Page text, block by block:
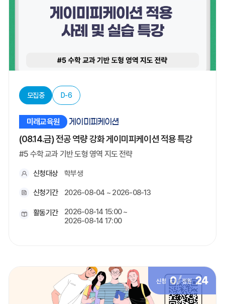
모집중 D-6
미래교육원 게이미피케이션
(08.14.금) 전공 역량 강화 게이미피케이션 적용 특강
#5 수학 교과 기반 도형 영역 지도 전략
신청대상 학부생
신청기간 2026-08-04 ~ 2026-08-13
활동기간
2026-08-14 15:00 ~
2026-08-14 17:00
신청 0/정원 24